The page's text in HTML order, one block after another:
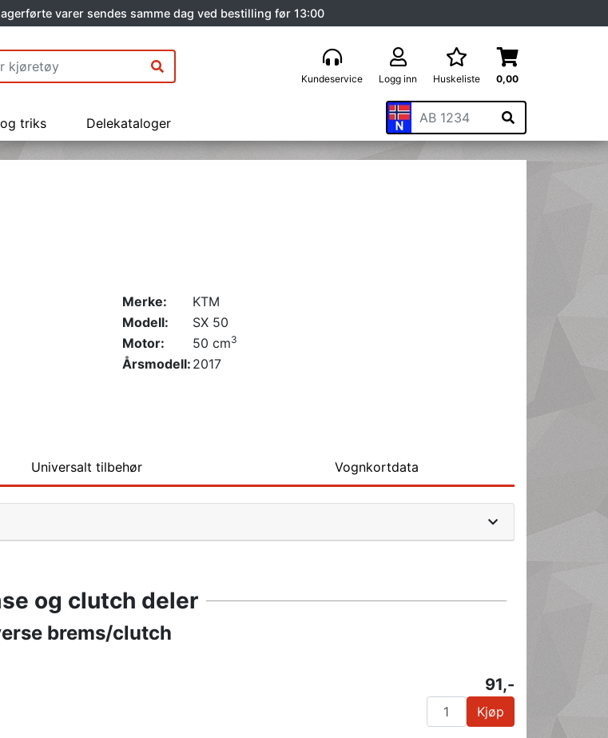
varer sendes samme dag ved bestilling før 13:00
Kundeservice Logg inn Huskeliste 0,00
triks Delekataloger
Merke:
KTM
Modell:
SX 50
Motor:
50 cm3
Årsmodell: 2017
Universalt tilbehør Vognkortdata
og clutch deler
brems/clutch
91,-
Kjøp